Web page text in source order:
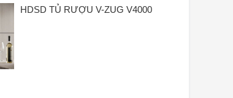
HDSD TỦ RƯỢU V-ZUG V4000